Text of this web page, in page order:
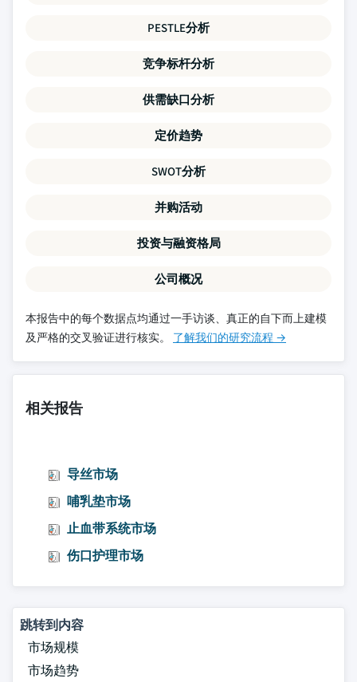
PESTLE分析
竞争标杆分析
供需缺口分析
定价趋势
SWOT分析
并购活动
投资与融资格局
公司概况
本报告中的每个数据点均通过一手访谈、真正的自下而上建模
及严格的交叉验证进行核实。 了解我们的研究流程 →
相关报告
导丝市场
哺乳垫市场
止血带系统市场
伤口护理市场
跳转到内容
市场规模
市场趋势